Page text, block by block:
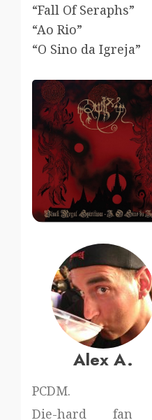
“Fall Of Seraphs”
“Ao Rio”
“O Sino da Igreja”
Alex A.
PCDM.
Die-hard fan